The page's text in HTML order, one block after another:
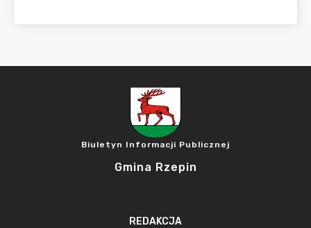
Biuletyn Informacji Publicznej
Gmina Rzepin
REDAKCJA